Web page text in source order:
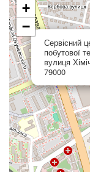
Сервісний
побутової
вулиця
79000
+
−